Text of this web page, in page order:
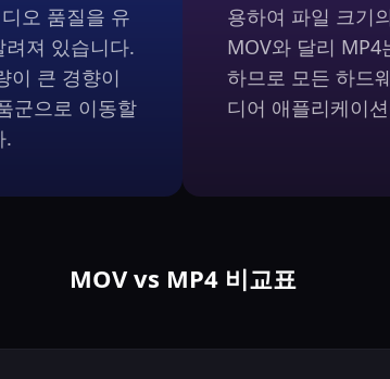
오 품질을 유
져 있습니다.
이 큰 경향이
군으로 이동할
.
용하여 파일 크기
MOV와 달리 MP4
하므로 모든 하드
디어 애플리케이
MOV vs MP4 비교표